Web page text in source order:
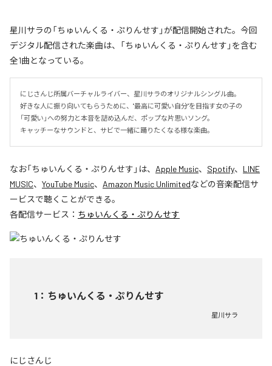
星川サラの「ちゅいんくる・ぷりんせす」が配信開始された。今回
デジタル配信された楽曲は、「ちゅいんくる・ぷりんせす」を含む
全1曲となっている。
にじさんじ所属バーチャルライバー、星川サラのオリジナルシングル曲。
好きな人に振り向いてもらうために、"最高に可愛い自分"を目指す女の子の
「可愛い」への努力と本音を詰め込んだ、ポップな片思いソング。
キャッチーなサウンドと、サビで一緒に踊りたくなる様な楽曲。
なお「ちゅいんくる・ぷりんせす 」は、 Apple Music、 Spotify、 LINE
MUSIC、 YouTube Music、 Amazon Music Unlimitedなどの音楽配信サ
ービスで聴くことができる。
各配信サービス： ちゅいんくる・ぷりんせす
1 ： ちゅいんくる・ぷりんせす
星川サラ
にじさんじ